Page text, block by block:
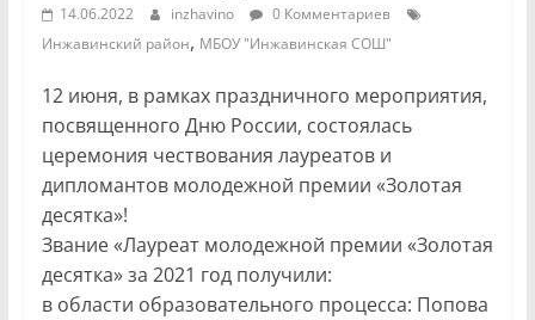
14.06.2022 inzhavino
0 Комментариев
Инжавинский район, МБОУ "Инжавинская СОШ"
12 июня, в рамках праздничного мероприятия,
посвященного Дню России, состоялась
церемония чествования лауреатов и
дипломантов молодежной премии «Золотая
десятка»!
Звание «Лауреат молодежной премии «Золотая
десятка» за 2021 год получили:
в области образовательного процесса: Попова